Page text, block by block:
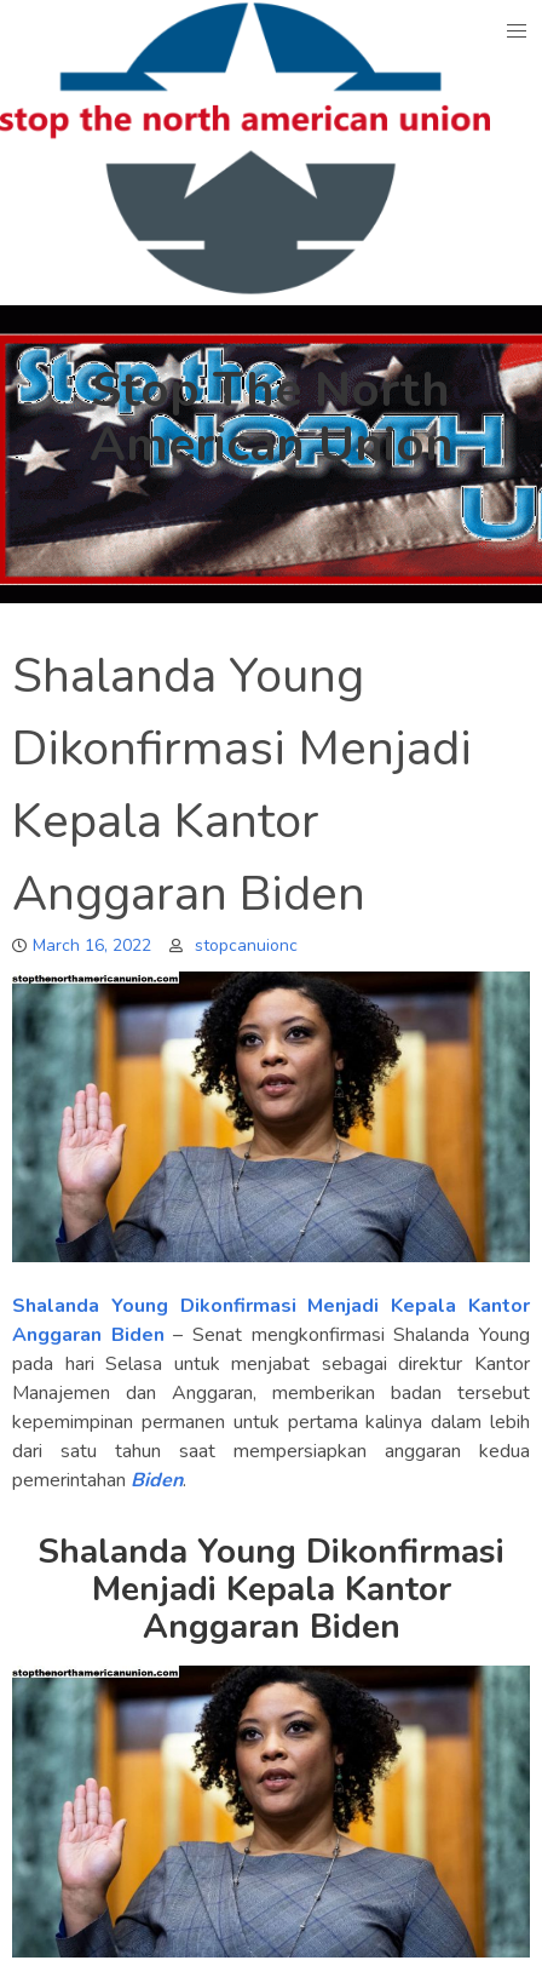
content
Stop The North
American Union
Shalanda Young
Dikonfirmasi Menjadi
Kepala Kantor
Anggaran Biden
March 16, 2022 stopcanuionc
Shalanda Young Dikonfirmasi Menjadi Kepala Kantor
Anggaran Biden – Senat mengkonfirmasi Shalanda Young
pada hari Selasa untuk menjabat sebagai direktur Kantor
Manajemen dan Anggaran, memberikan badan tersebut
kepemimpinan permanen untuk pertama kalinya dalam lebih
dari satu tahun saat mempersiapkan anggaran kedua
pemerintahan Biden.
Shalanda Young Dikonfirmasi
Menjadi Kepala Kantor
Anggaran Biden